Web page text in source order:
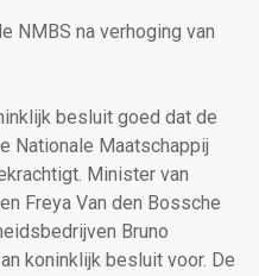
NMBS na verhoging van
besluit goed dat de
Nationale Maatschappij
Minister van
Freya Van den Bossche
Bruno
koninklijk besluit voor. De